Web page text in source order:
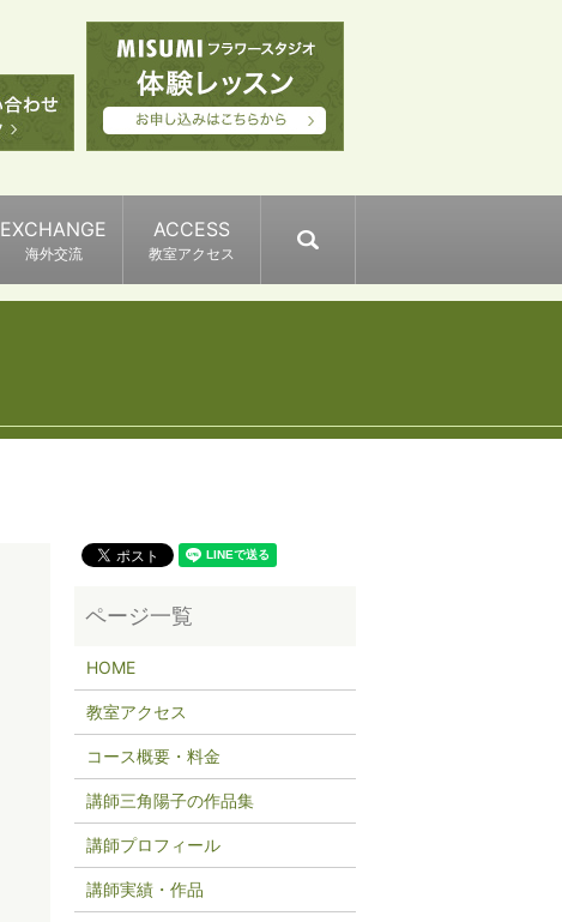
EXCHANGE
海外交流
ACCESS
教室アクセス
HOME
教室アクセス
コース概要・料金
講師三角陽子の作品集
講師プロフィール
講師実績・作品